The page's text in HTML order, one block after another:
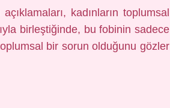
kadınların toplumsal
birleştiğinde, bu fobinin sadece
bir sorun olduğunu gözler